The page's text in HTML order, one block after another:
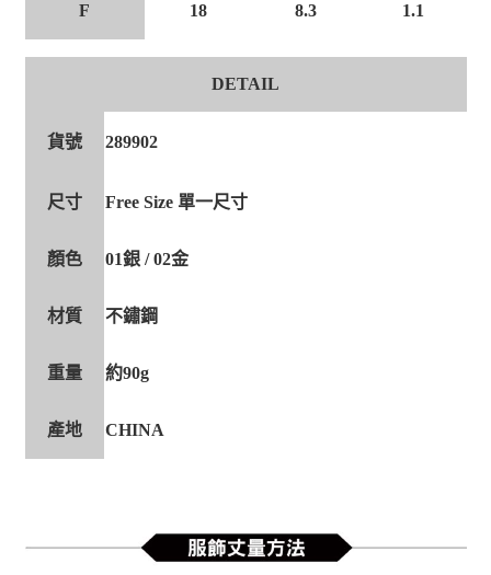
F 18 8.3 1.1
DETAIL
貨號 289902
尺寸 Free Size 單一尺寸
顏色 01銀 / 02金
材質 不鏽鋼
重量 約90g
產地 CHINA